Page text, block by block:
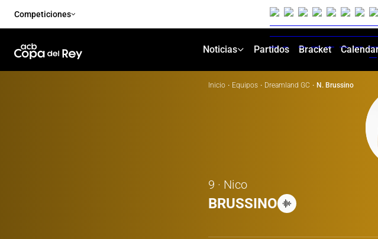
Competiciones
Noticias Partidos Bracket
Inicio · Equipos · Dreamland GC · N. Brussino
9 · Nico
BRUSSINO